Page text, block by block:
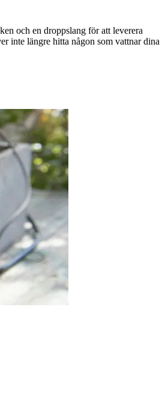
och en droppslang för att leverera
inte längre hitta någon som vattnar dina